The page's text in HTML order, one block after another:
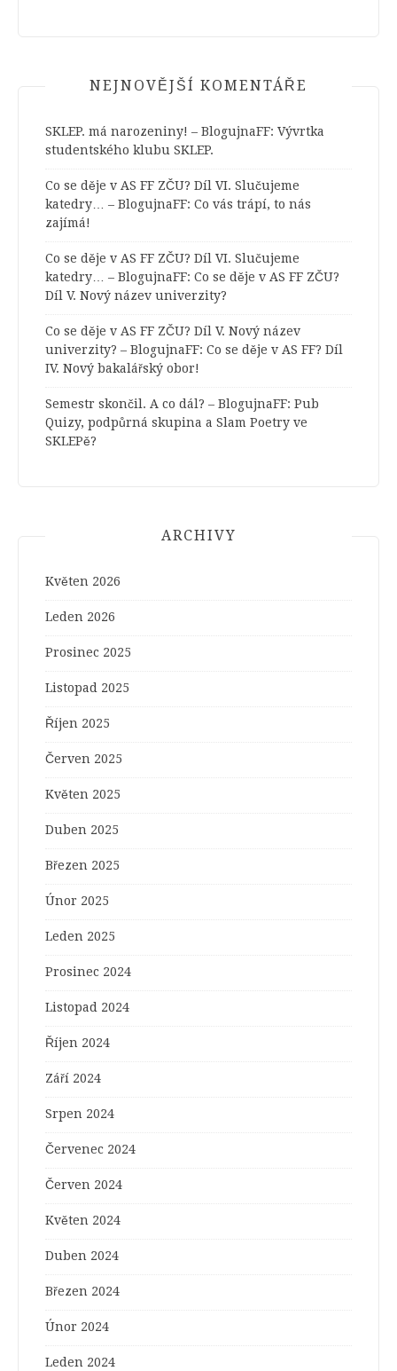
NEJNOVĚJŠÍ KOMENTÁŘE
SKLEP. má narozeniny! – BlogujnaFF: Vývrtka
studentského klubu SKLEP.
Co se děje v AS FF ZČU? Díl VI. Slučujeme
katedry… – BlogujnaFF: Co vás trápí, to nás
zajímá!
Co se děje v AS FF ZČU? Díl VI. Slučujeme
katedry… – BlogujnaFF: Co se děje v AS FF ZČU?
Díl V. Nový název univerzity?
Co se děje v AS FF ZČU? Díl V. Nový název
univerzity? – BlogujnaFF: Co se děje v AS FF? Díl
IV. Nový bakalářský obor!
Semestr skončil. A co dál? – BlogujnaFF: Pub
Quizy, podpůrná skupina a Slam Poetry ve
SKLEPě?
ARCHIVY
Květen 2026
Leden 2026
Prosinec 2025
Listopad 2025
Říjen 2025
Červen 2025
Květen 2025
Duben 2025
Březen 2025
Únor 2025
Leden 2025
Prosinec 2024
Listopad 2024
Říjen 2024
Září 2024
Srpen 2024
Červenec 2024
Červen 2024
Květen 2024
Duben 2024
Březen 2024
Únor 2024
Leden 2024